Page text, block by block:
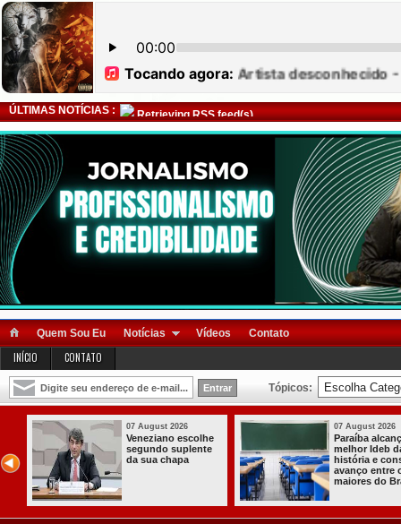
ÚLTIMAS NOTÍCIAS : Retrieving RSS feed(s)
Quem Sou Eu Notícias Vídeos Contato
INÍCIO CONTATO
Tópicos:
07 August 2026
Paraíba alcança o
melhor Ideb da
história e consolida
avanço entre os
maiores do Brasil
07 August 2026
Homem é preso
com armas,
munições e
radiocomunicadore
s no Conde